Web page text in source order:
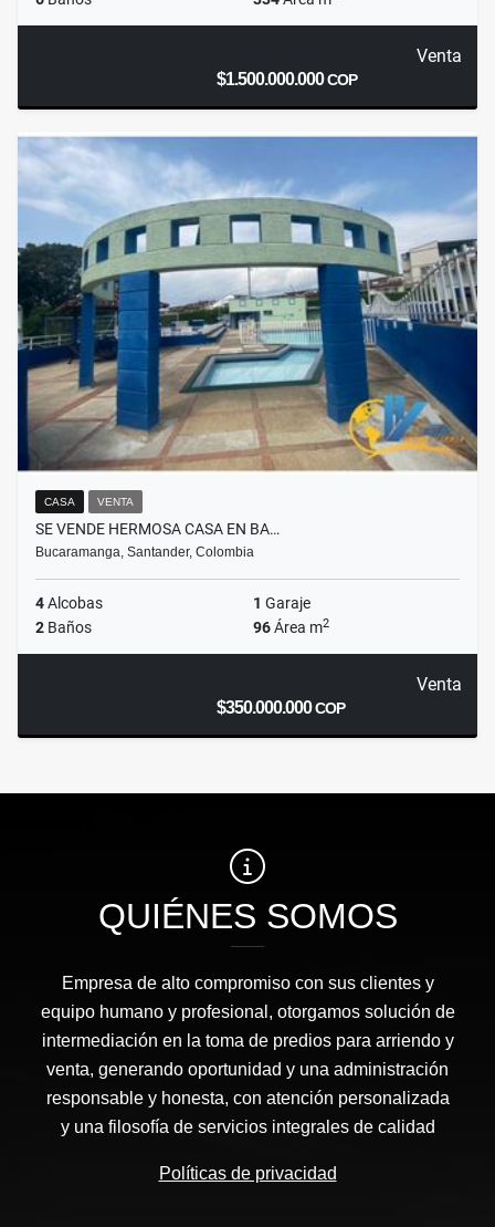
Venta
$1.500.000.000COP
CASA VENTA
SE VENDE HERMOSA CASA EN BA…
Bucaramanga, Santander, Colombia
4Alcobas 1 Garaje
2 Baños 96Área m2
Venta
$350.000.000COP
QUIÉNES SOMOS
Empresa de alto compromiso con sus clientes y
equipo humano y profesional, otorgamos solución de
intermediación en la toma de predios para arriendo y
venta, generando oportunidad y una administración
responsable y honesta, con atención personalizada
y una filosofía de servicios integrales de calidad
Políticas de privacidad